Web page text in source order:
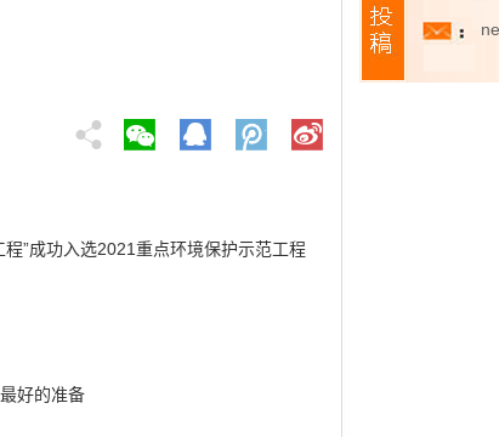
”成功入选2021重点环境保护示范工程
好的准备